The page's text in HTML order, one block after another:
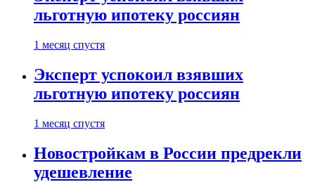
льготную ипотеку россиян
1 месяц спустя
Эксперт успокоил взявших
льготную ипотеку россиян
1 месяц спустя
Новостройкам в России предрекли
удешевление